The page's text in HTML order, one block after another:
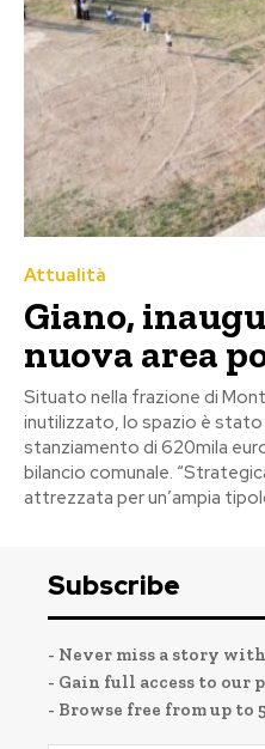
Attualità
Giano,
nuova area
Situato nella frazione di
inutilizzato, lo spazio è
stanziamento di 620mila
bilancio comunale.
attrezzata per un’ampia
Subscribe
- Never miss a story
- Gain full access to our
- Browse free from up to